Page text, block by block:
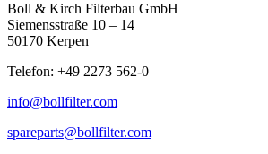
Boll & Kirch Filterbau GmbH
Siemensstraße 10 – 14
50170 Kerpen
Telefon: +49 2273 562-0
info@bollfilter.com
spareparts@bollfilter.com